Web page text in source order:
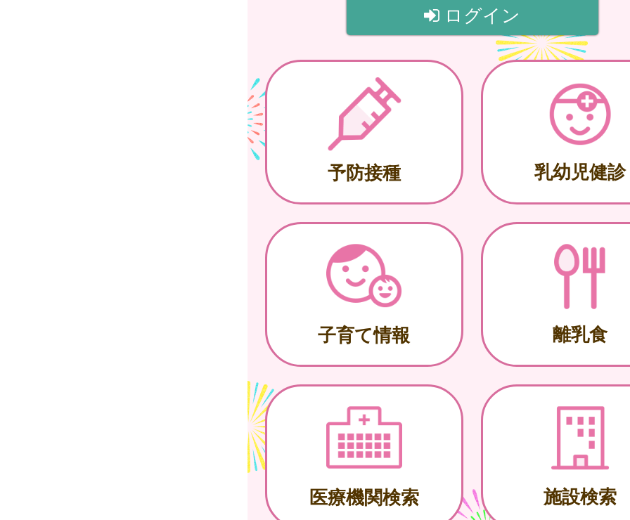
ログイン
予防接種 乳幼児健診
子育て情報 離乳食
医療機関検索 施設検索